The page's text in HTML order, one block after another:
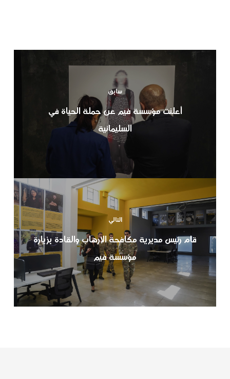
سابق
أعلنت مؤسسة فيم عن حملة الحياة في
السليمانية
التالي
قام رئيس مديرية مكافحة الإرهاب والقادة بزيارة
مؤسسة فيم